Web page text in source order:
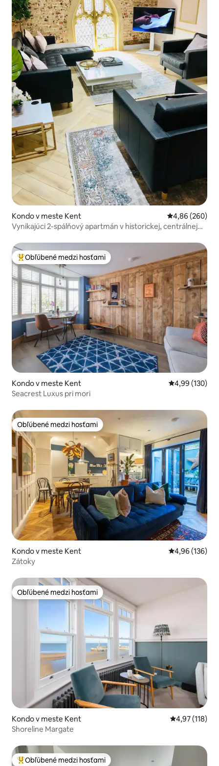
Kondo v meste Kent Priemerné
4,86 (260)
Vynikajúci 2-spálňový apartmán v historickej, centrálnej
Najobľúbenejšie medzi hosťami
Obľúbené medzi hosťami
Kondo v meste Kent Priemerné
4,99 (130)
Seacrest Luxus pri mori
Obľúbené medzi hosťami
Obľúbené medzi hosťami
Kondo v meste Kent Priemerné
4,96 (136)
Zátoky
Obľúbené medzi hosťami
Obľúbené medzi hosťami
Kondo v meste Kent Priemerné
4,97 (118)
Shoreline Margate
Najobľúbenejšie medzi hosťami
Obľúbené medzi hosťami